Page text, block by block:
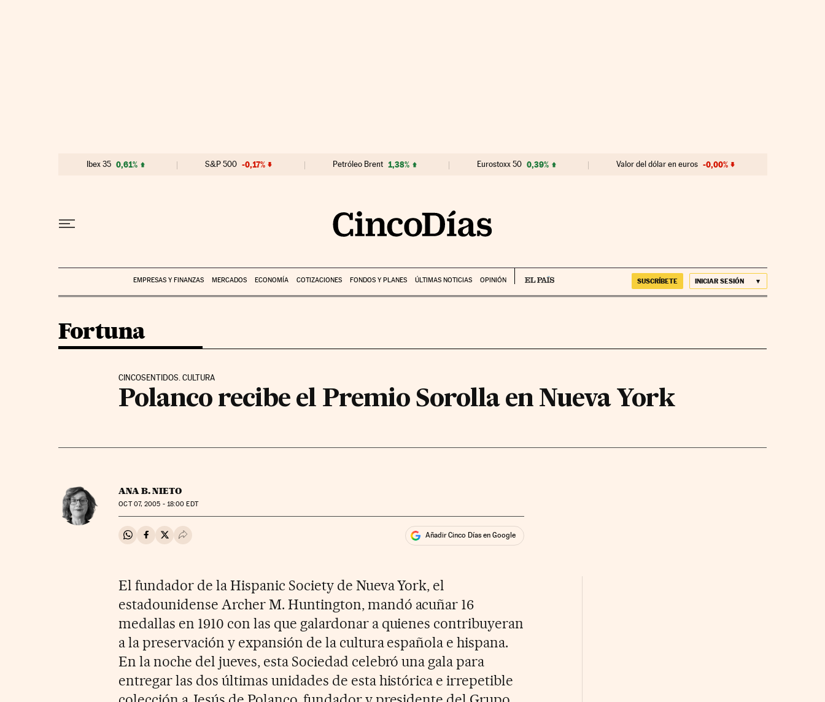
Ibex 35 0,61% S&P 500 -0,17% Petróleo Brent 1,38% Eurostoxx 50 0,39% Valor del dólar en euros -0,00%
EMPRESAS Y FINANZAS MERCADOS ECONOMÍA COTIZACIONES FONDOS Y PLANES ÚLTIMAS NOTICIAS OPINIÓN SUSCRÍBETE INICIAR SESIÓN
Fortuna
CINCOSENTIDOS. CULTURA
Polanco recibe el Premio Sorolla en Nueva York
ANA B. NIETO
OCT07, 2005 - 18:00 EDT
Compartir en Whatsapp
Compartir en Facebook
Compartir en Twitter
Desplegar Redes Sociales Añadir Cinco Días en Google
El fundador de la Hispanic Society de Nueva York, el
estadounidense Archer M. Huntington, mandó acuñar 16
medallas en 1910 con las que galardonar a quienes contribuyeran
a la preservación y expansión de la cultura española e hispana.
En la noche del jueves, esta Sociedad celebró una gala para
entregar las dos últimas unidades de esta histórica e irrepetible